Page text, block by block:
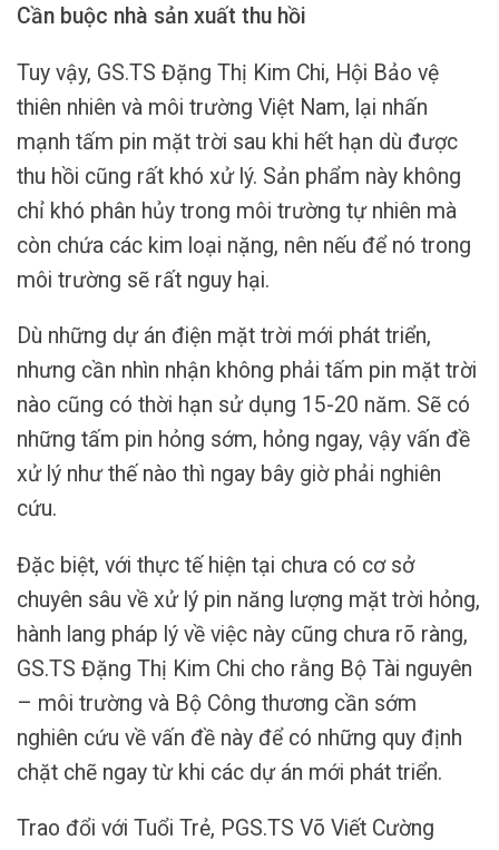
Cần buộc nhà sản xuất thu hồi
Tuy vậy, GS.TS Đặng Thị Kim Chi, Hội Bảo vệ
thiên nhiên và môi trường Việt Nam, lại nhấn
mạnh tấm pin mặt trời sau khi hết hạn dù được
thu hồi cũng rất khó xử lý. Sản phẩm này không
chỉ khó phân hủy trong môi trường tự nhiên mà
còn chứa các kim loại nặng, nên nếu để nó trong
môi trường sẽ rất nguy hại.
Dù những dự án điện mặt trời mới phát triển,
nhưng cần nhìn nhận không phải tấm pin mặt trời
nào cũng có thời hạn sử dụng 15-20 năm. Sẽ có
những tấm pin hỏng sớm, hỏng ngay, vậy vấn đề
xử lý như thế nào thì ngay bây giờ phải nghiên
cứu.
Đặc biệt, với thực tế hiện tại chưa có cơ sở
chuyên sâu về xử lý pin năng lượng mặt trời hỏng,
hành lang pháp lý về việc này cũng chưa rõ ràng,
GS.TS Đặng Thị Kim Chi cho rằng Bộ Tài nguyên
– môi trường và Bộ Công thương cần sớm
nghiên cứu về vấn đề này để có những quy định
chặt chẽ ngay từ khi các dự án mới phát triển.
Trao đổi với Tuổi Trẻ, PGS.TS Võ Viết Cường